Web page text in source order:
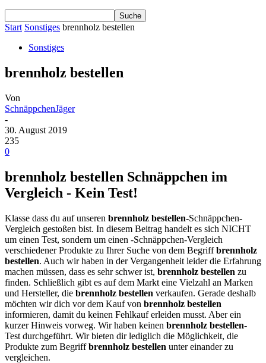
Start Sonstiges brennholz bestellen
Sonstiges
brennholz bestellen
Von
SchnäppchenJäger
-
30. August 2019
235
0
brennholz bestellen Schnäppchen im
Vergleich - Kein Test!
Klasse dass du auf unseren brennholz bestellen-Schnäppchen-
Vergleich gestoßen bist. In diesem Beitrag handelt es sich NICHT
um einen Test, sondern um einen -Schnäppchen-Vergleich
verschiedener Produkte zu Ihrer Suche von dem Begriffbrennholz
bestellen. Auch wir haben in der Vergangenheit leider die Erfahrung
machen müssen, dass es sehr schwer ist, brennholz bestellen zu
finden. Schließlich gibt es auf dem Markt eine Vielzahl an Marken
und Hersteller, die brennholz bestellen verkaufen. Gerade deshalb
möchten wir dich vor dem Kauf von brennholz bestellen
informieren, damit du keinen Fehlkauf erleiden musst. Aber ein
kurzer Hinweis vorweg. Wir haben keinen brennholz bestellen-
Test durchgeführt. Wir bieten dir lediglich die Möglichkeit, die
Produkte zum Begriffbrennholz bestellen unter einander zu
vergleichen.